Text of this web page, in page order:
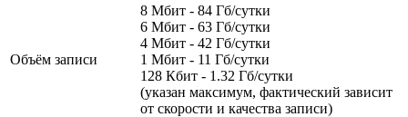
Объём записи
8 Мбит - 84 Гб/сутки
6 Мбит - 63 Гб/сутки
4 Мбит - 42 Гб/сутки
1 Мбит - 11 Гб/сутки
128 Кбит - 1.32 Гб/сутки
(указан максимум, фактический зависит
от скорости и качества записи)